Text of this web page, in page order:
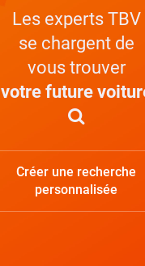
Les experts TBV
se chargent de
vous trouver
votre future
Créer une recherche
personnalisée